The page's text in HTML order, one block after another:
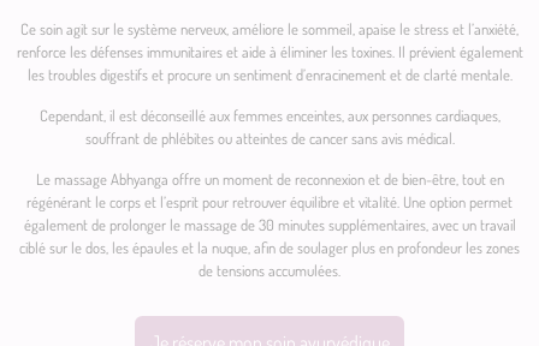
Ce soin agit sur le système nerveux, améliore le sommeil, apaise le stress et l’anxiété,
renforce les défenses immunitaires et aide à éliminer les toxines. Il prévient également
les troubles digestifs et procure un sentiment d’enracinement et de clarté mentale.
Cependant, il est déconseillé aux femmes enceintes, aux personnes cardiaques,
souffrant de phlébites ou atteintes de cancer sans avis médical.
Le massage Abhyanga offre un moment de reconnexion et de bien-être, tout en
régénérant le corps et l’esprit pour retrouver équilibre et vitalité. Une option permet
également de prolonger le massage de 30 minutes supplémentaires, avec un travail
ciblé sur le dos, les épaules et la nuque, afin de soulager plus en profondeur les zones
de tensions accumulées.